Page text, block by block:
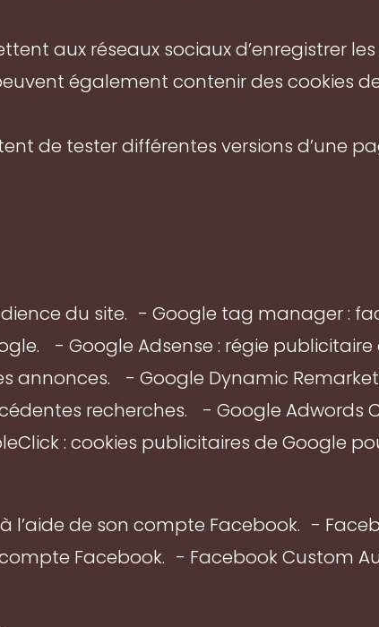
aux réseaux sociaux d’enregistrer
également contenir des cookies
de tester différentes versions d’une
du site. - Google tag manager :
- Google Adsense : régie
annonces. - Google Dynamic
recherches. - Google Adwords
: cookies publicitaires de Google
l’aide de son compte Facebook. -
Facebook. - Facebook Custom